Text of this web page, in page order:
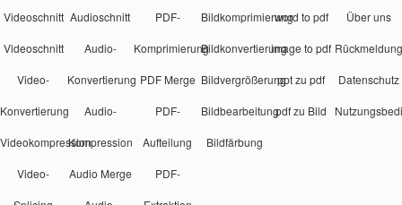
Videoschnitt
Videoschnitt
Video-
Konvertierung
Videokompression
Video-
Audioschnitt
Audio-
Konvertierung
Audio-
Kompression
Audio Merge
PDF-
Komprimierung
PDF Merge
PDF-
Aufteilung
PDF-
Bildkomprimierung
Bildkonvertierung
Bildvergrößerung
Bildbearbeitung
Bildfärbung
word to pdf
image to pdf
ppt zu pdf
pdf zu Bild
Über uns
Datenschutz